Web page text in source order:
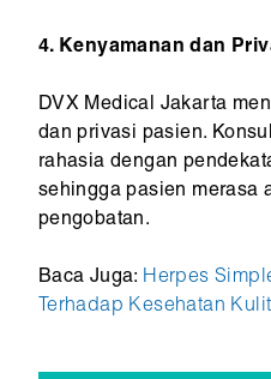
4. Kenyamanan dan
DVX Medical Jakarta
dan privasi pasien.
rahasia dengan
sehingga pasien merasa
pengobatan.
Baca Juga: Herpes
Terhadap Kesehatan Kulit